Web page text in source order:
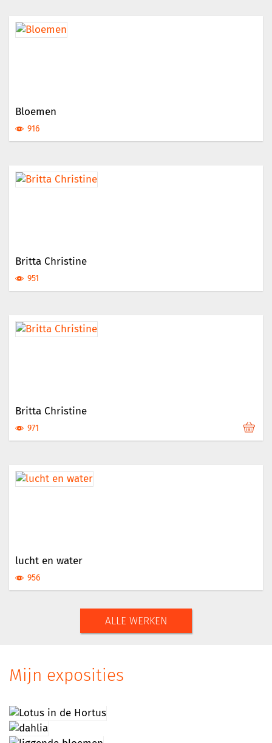
Bloemen
916
Britta Christine
951
Britta Christine
971
lucht en water
956
ALLE WERKEN
Mijn exposities